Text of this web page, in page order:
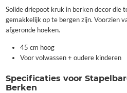
Solide driepoot kruk in berken decor die
gemakkelijk op te bergen zijn. Voorzien
afgeronde hoeken.
45 cm hoog
Voor volwassen + oudere kinderen
Specificaties voor
Berken